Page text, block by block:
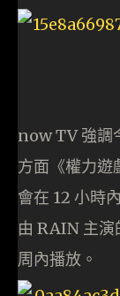
now TV 強調
方面《權力遊
會在 12 小時
由 RAIN 主演
周內播放。